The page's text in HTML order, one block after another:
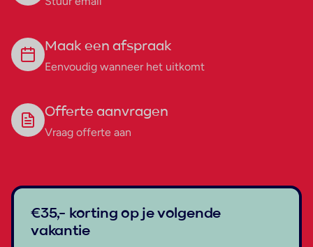
Maak een afspraak
Eenvoudig wanneer het uitkomt
Offerte aanvragen
Vraag offerte aan
€35,- korting op je volgende
vakantie